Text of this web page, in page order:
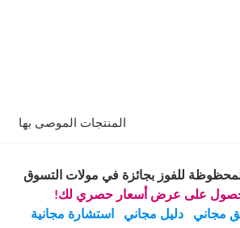
المنتجات الموصى بها
للفوز بجائزة في مولات التسوق
على عرض أسعار حصري لك!
مجاني دليل مجاني
استشارة مجانية